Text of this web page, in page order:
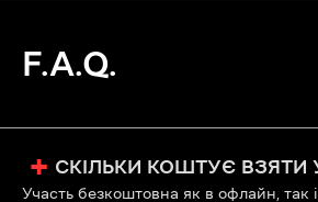
F.A.Q.
+ СКІЛЬКИ КОШТУЄ ВЗЯТИ
Участь безкоштовна як в офлайн, так